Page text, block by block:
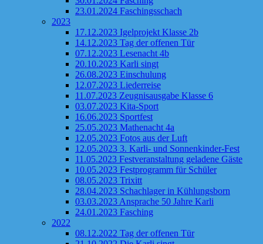
23.01.2024 Faschingsschach
2023
17.12.2023 Igelprojekt Klasse 2b
14.12.2023 Tag der offenen Tür
07.12.2023 Lesenacht 4b
20.10.2023 Karli singt
26.08.2023 Einschulung
12.07.2023 Liederreise
11.07.2023 Zeugnisausgabe Klasse 6
03.07.2023 Kita-Sport
16.06.2023 Sportfest
25.05.2023 Mathenacht 4a
12.05.2023 Fotos aus der Luft
12.05.2023 3. Karli- und Sonnenkinder-Fest
11.05.2023 Festveranstaltung geladene Gäste
10.05.2023 Festprogramm für Schüler
08.05.2023 Trixitt
28.04.2023 Schachlager in Kühlungsborn
03.03.2023 Ansprache 50 Jahre Karli
24.01.2023 Fasching
2022
08.12.2022 Tag der offenen Tür